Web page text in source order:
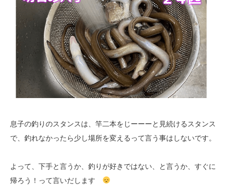
息子の釣りのスタンスは、竿二本をじーーーと見続けるスタンス
で、釣れなかったら少し場所を変えるって言う事はしないです。
よって、下手と言うか、釣りが好きではない、と言うか、すぐに
帰ろう！って言いだします